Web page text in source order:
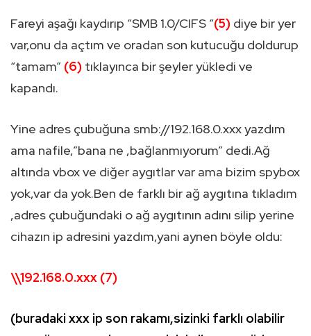
Fareyi aşağı kaydırıp “SMB 1.0/CIFS “(5) diye bir yer
var,onu da açtım ve oradan son kutucuğu doldurup
“tamam” (6) tıklayınca bir şeyler yükledi ve
kapandı.
Yine adres çubuğuna smb://192.168.0.xxx yazdım
ama nafile,”bana ne ,bağlanmıyorum” dedi.Ağ
altında vbox ve diğer aygıtlar var ama bizim spybox
yok,var da yok.Ben de farklı bir ağ aygıtına tıkladım
,adres çubuğundaki o ağ aygıtının adını silip yerine
cihazın ip adresini yazdım,yani aynen böyle oldu:
\\192.168.0.xxx (7)
(buradaki xxx ip son rakamı,sizinki farklı olabilir